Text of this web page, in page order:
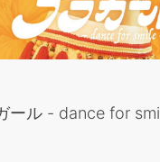
ール - dance for